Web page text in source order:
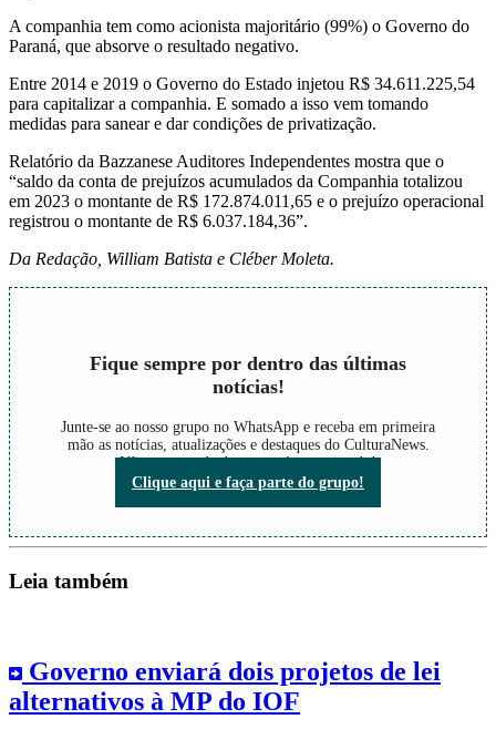
A companhia tem como acionista majoritário (99%) o Governo do
Paraná, que absorve o resultado negativo.
Entre 2014 e 2019 o Governo do Estado injetou R$ 34.611.225,54
para capitalizar a companhia. E somado a isso vem tomando
medidas para sanear e dar condições de privatização.
Relatório da Bazzanese Auditores Independentes mostra que o
“saldo da conta de prejuízos acumulados da Companhia totalizou
em 2023 o montante de R$ 172.874.011,65 e o prejuízo operacional
registrou o montante de R$ 6.037.184,36”.
Da Redação, William Batista e Cléber Moleta.
Fique sempre por dentro das últimas
notícias!
Junte-se ao nosso grupo no WhatsApp e receba em primeira
mão as notícias, atualizações e destaques do CulturaNews.
Não perca nada do que está acontecendo!
Clique aqui e faça parte do grupo!
Leia também
Governo enviará dois projetos de lei
alternativos à MP do IOF